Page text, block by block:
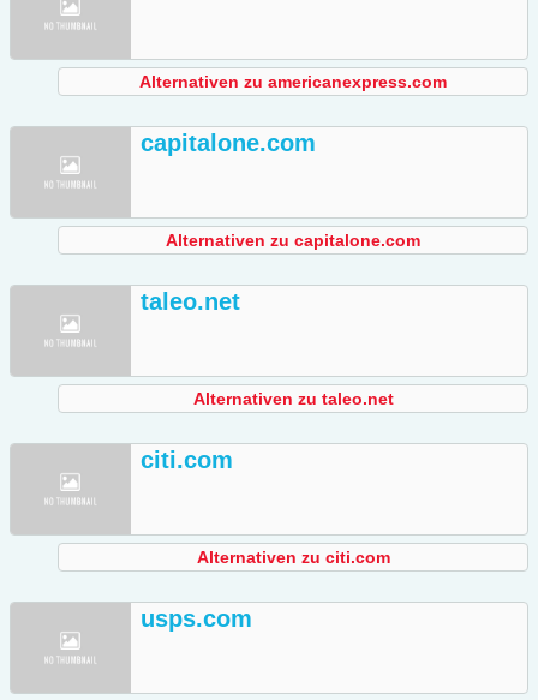
Alternativen zu americanexpress.com
capitalone.com
Alternativen zu capitalone.com
taleo.net
Alternativen zu taleo.net
citi.com
Alternativen zu citi.com
usps.com